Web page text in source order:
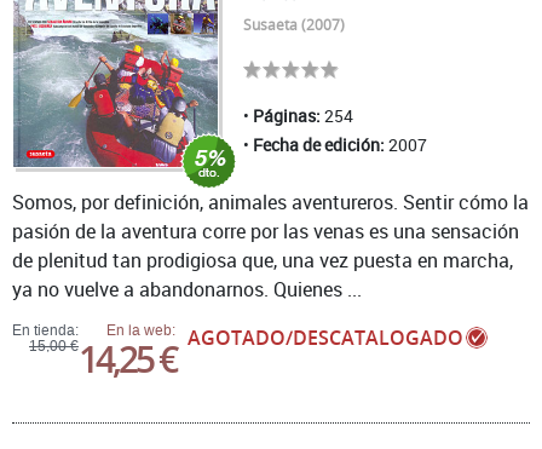
Susaeta (2007)
Páginas: 254
Fecha de edición: 2007
En tienda:
15,00 €
En la web:
14,25 € AGOTADO/DESCATALOGADO
Somos, por definición, animales aventureros. Sentir cómo la
pasión de la aventura corre por las venas es una sensación
de plenitud tan prodigiosa que, una vez puesta en marcha,
ya no vuelve a abandonarnos. Quienes ...